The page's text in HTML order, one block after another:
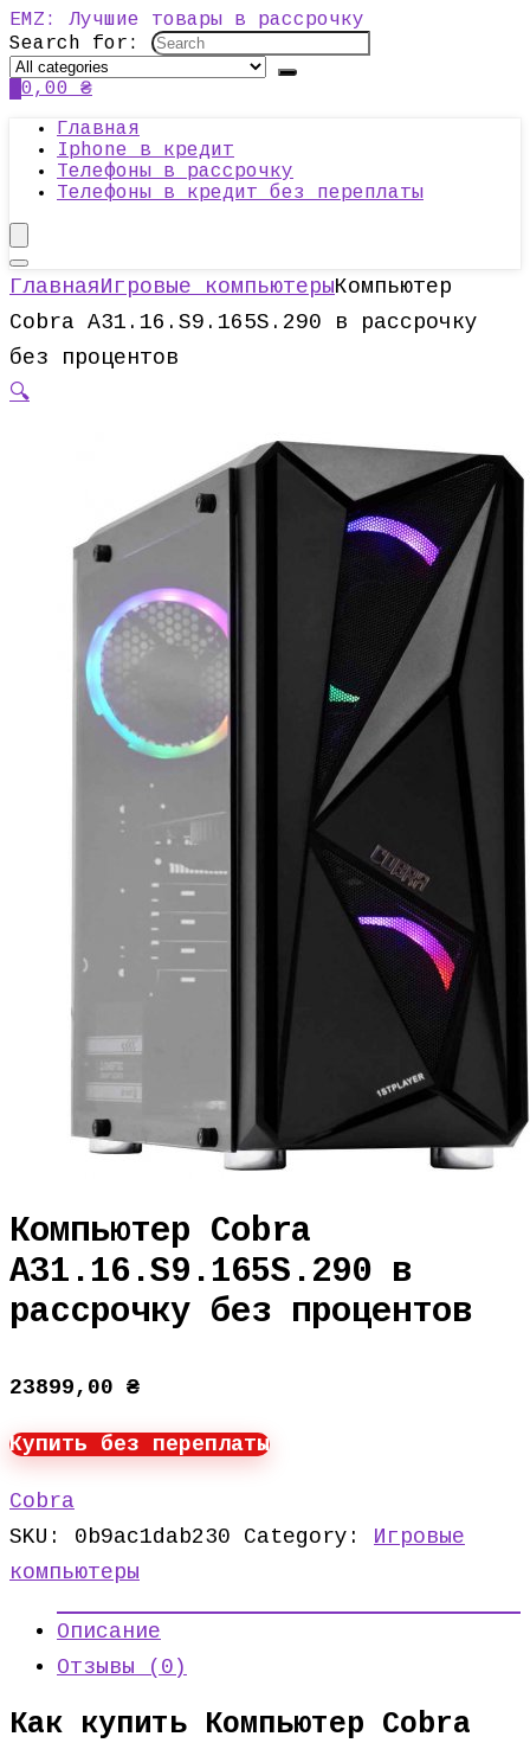
EMZ: Лучшие товары в рассрочку
Search for:
0,00 ₴
Главная
Iphone в кредит
Телефоны в рассрочку
Телефоны в кредит без переплаты
ГлавнаяИгровые компьютерыКомпьютер
Cobra A31.16.S9.165S.290 в рассрочку
без процентов
🔍
Компьютер Cobra
A31.16.S9.165S.290 в
рассрочку без процентов
23899,00 ₴
Купить без переплаты
Cobra
SKU: 0b9ac1dab230 Category: Игровые
компьютеры
Описание
Отзывы (0)
Как купить Компьютер Cobra